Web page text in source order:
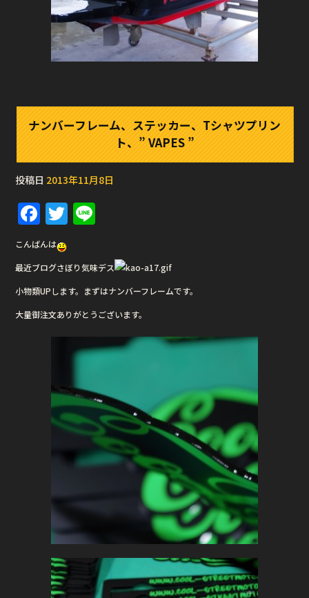
ナンバーフレーム、ステッカー、Tシャツプリン
ト、” VAPES ”
投稿日 2013年11月8日
F
a
c
e
b
o
T
w
it
te
r
e
こんばんは
最近ブログさぼり気味デス
小物類UPします。まずはナンバーフレームです。
大量御注文ありがとうございます。